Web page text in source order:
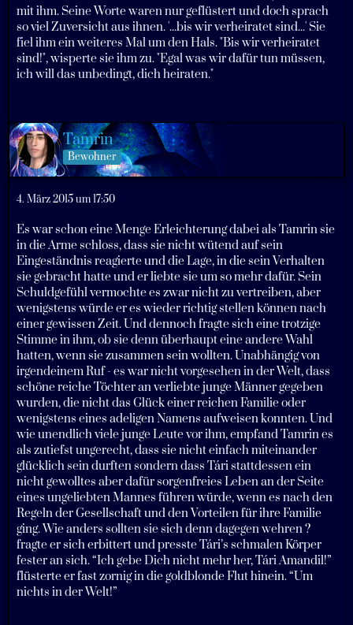
mit ihm. Seine Worte waren nur geflüstert und doch sprach
so viel Zuversicht aus ihnen. '...bis wir verheiratet sind...' Sie
fiel ihm ein weiteres Mal um den Hals. "Bis wir verheiratet
sind!", wisperte sie ihm zu. "Egal was wir dafür tun müssen,
ich will das unbedingt, dich heiraten."
Tamrin
Bewohner
4. März 2015 um 17:50
Es war schon eine Menge Erleichterung dabei als Tamrin sie
in die Arme schloss, dass sie nicht wütend auf sein
Eingeständnis reagierte und die Lage, in die sein Verhalten
sie gebracht hatte und er liebte sie um so mehr dafür. Sein
Schuldgefühl vermochte es zwar nicht zu vertreiben, aber
wenigstens würde er es wieder richtig stellen können nach
einer gewissen Zeit. Und dennoch fragte sich eine trotzige
Stimme in ihm, ob sie denn überhaupt eine andere Wahl
hatten, wenn sie zusammen sein wollten. Unabhängig von
irgendeinem Ruf - es war nicht vorgesehen in der Welt, dass
schöne reiche Töchter an verliebte junge Männer gegeben
wurden, die nicht das Glück einer reichen Familie oder
wenigstens eines adeligen Namens aufweisen konnten. Und
wie unendlich viele junge Leute vor ihm, empfand Tamrin es
als zutiefst ungerecht, dass sie nicht einfach miteinander
glücklich sein durften sondern dass Tári stattdessen ein
nicht gewolltes aber dafür sorgenfreies Leben an der Seite
eines ungeliebten Mannes führen würde, wenn es nach den
Regeln der Gesellschaft und den Vorteilen für ihre Familie
ging. Wie anders sollten sie sich denn dagegen wehren ?
fragte er sich erbittert und presste Tári’s schmalen Körper
fester an sich. “Ich gebe Dich nicht mehr her, Tári Amandil!”
flüsterte er fast zornig in die goldblonde Flut hinein. “Um
nichts in der Welt!”